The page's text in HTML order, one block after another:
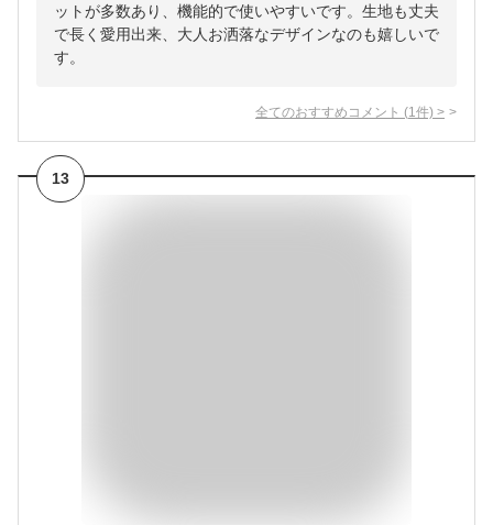
ットが多数あり、機能的で使いやすいです。生地も丈夫
で長く愛用出来、大人お洒落なデザインなのも嬉しいで
す。
全てのおすすめコメント (1 件) >
13